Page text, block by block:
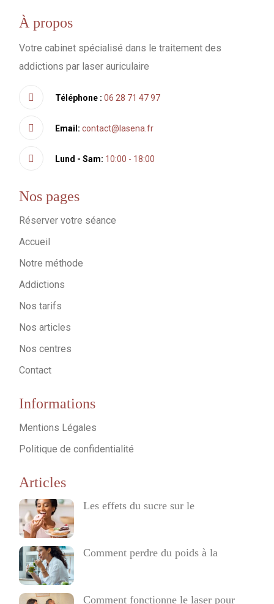
À propos
Votre cabinet spécialisé dans le traitement des
addictions par laser auriculaire
Téléphone : 06 28 71 47 97
Email: contact@lasena.fr
Lund - Sam: 10:00 - 18:00
Nos pages
Réserver votre séance
Accueil
Notre méthode
Addictions
Nos tarifs
Nos articles
Nos centres
Contact
Informations
Mentions Légales
Politique de confidentialité
Articles
Les effets du sucre sur le
Comment perdre du poids à la
Comment fonctionne le laser pour